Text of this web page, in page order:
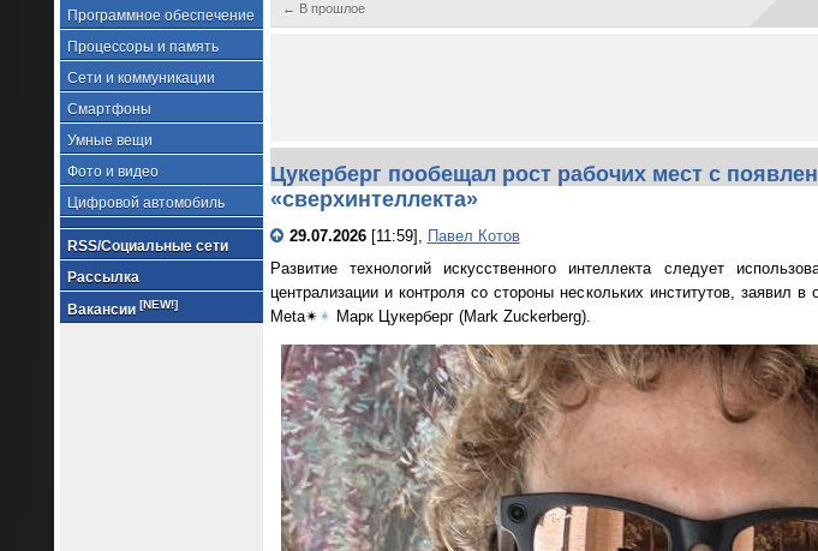
Программное обеспечение
Процессоры и память
Сети и коммуникации
Смартфоны
Умные вещи
Фото и видео
Цифровой автомобиль
RSS/Социальные сети
Рассылка
Вакансии [NEW!]
← В прошлое
Цукерберг пообещал рост рабочих мест с
«сверхинтеллекта»
29.07.2026[11:59], Павел Котов
Развитие технологий искусственного интеллекта следует
централизации и контроля со стороны нескольких институтов, заявил в
Meta✴✴ Марк Цукерберг (Mark Zuckerberg).